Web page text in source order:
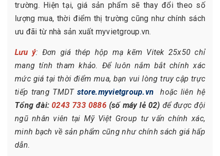
trường. Hiện tại, giá sản phẩm sẽ thay đổi theo số
lượng mua, thời điểm thị trường cũng như chính sách
ưu đãi từ nhà sản xuất myvietgroup.vn.
Lưu ý: Đơn giá thép hộp mạ kẽm Vitek 25x50 chỉ
mang tính tham khảo. Để luôn nắm bắt chính xác
mức giá tại thời điểm mua, bạn vui lòng truy cập trực
tiếp trang TMDTstore.myvietgroup.vn hoặc liên hệ
Tổng đài:0243 733 0886(số máy lẻ 02) để được đội
ngũ nhân viên tại Mỹ Việt Group tư vấn chính xác,
minh bạch về sản phẩm cũng như chính sách giá hấp
dẫn.